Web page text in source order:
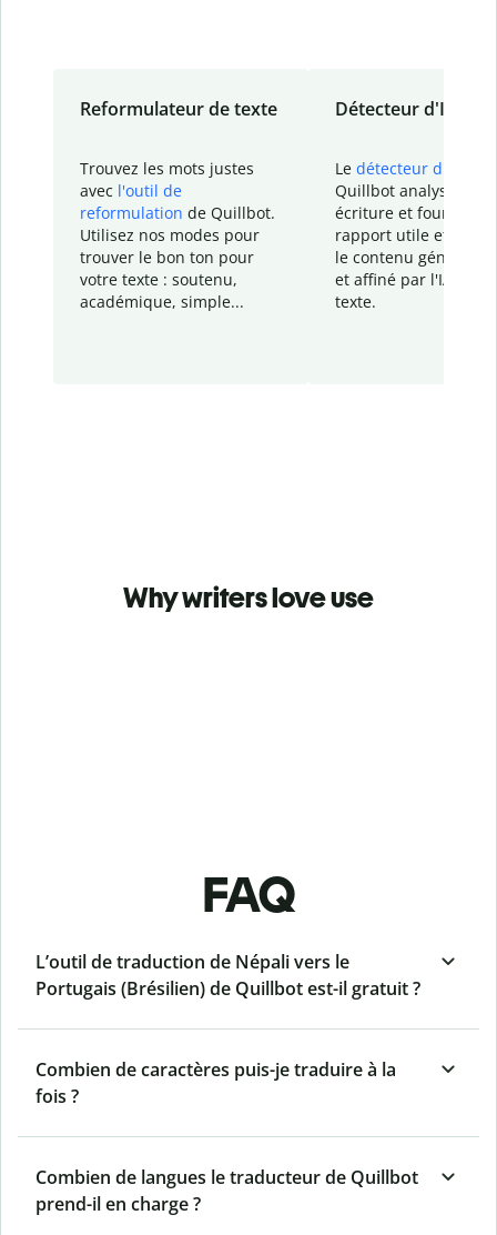
Reformulateur de texte
Trouvez les mots justes
avec l'outil de
reformulation de Quillbot.
Utilisez nos modes pour
trouver le bon ton pour
votre texte : soutenu,
académique, simple...
Détecteur d'IA
Le détecteur d'IA
Quillbot analyse votre
écriture et fournit un
rapport utile et
le contenu généré
et affiné par l'IA
texte.
Why writers love use
FAQ
L’outil de traduction de Népali vers le
Portugais (Brésilien) de Quillbot est-il gratuit ?
Combien de caractères puis-je traduire à la
fois ?
Combien de langues le traducteur de Quillbot
prend-il en charge ?